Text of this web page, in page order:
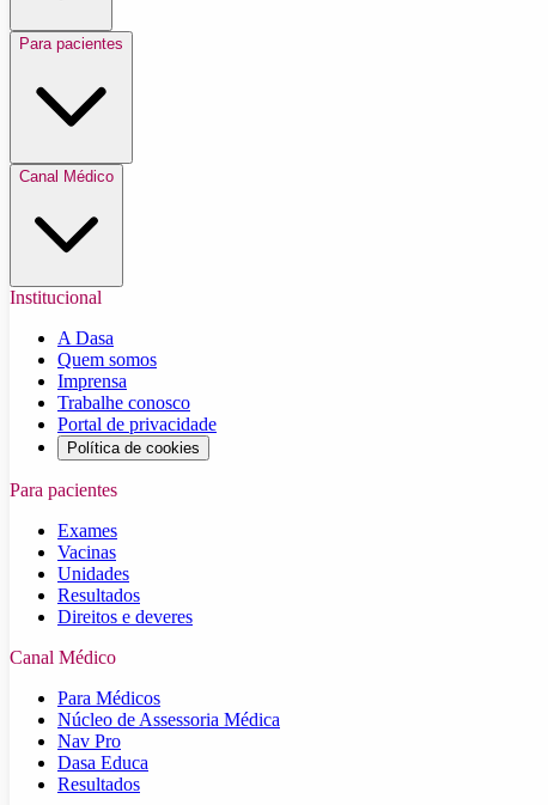
Para pacientes
Canal Médico
Institucional
A Dasa
Quem somos
Imprensa
Trabalhe conosco
Portal de privacidade
Política de cookies
Para pacientes
Exames
Vacinas
Unidades
Resultados
Direitos e deveres
Canal Médico
Para Médicos
Núcleo de Assessoria Médica
Nav Pro
Dasa Educa
Resultados